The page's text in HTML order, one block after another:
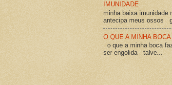
IMUNIDADE
minha baixa imunidade
antecipa meus ossos
O QUE A MINHA BOCA
o que a minha boca
ser engolida talve...